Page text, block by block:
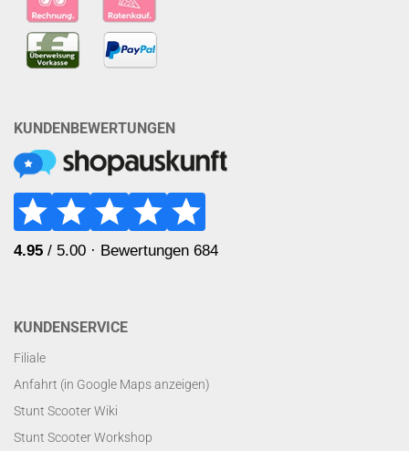
KUNDENBEWERTUNGEN
KUNDENSERVICE
Filiale
Anfahrt (in Google Maps anzeigen)
Stunt Scooter Wiki
Stunt Scooter Workshop